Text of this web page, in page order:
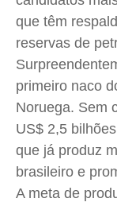
que têm
reservas de
primeiro naco
Noruega. Sem
US$ 2,5
que já produz
brasileiro e
A meta de